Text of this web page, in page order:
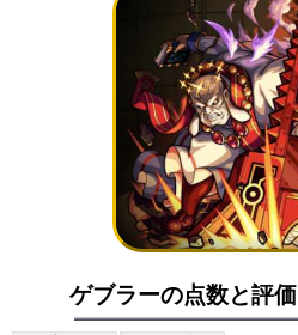
ゲブラーの点数と評価